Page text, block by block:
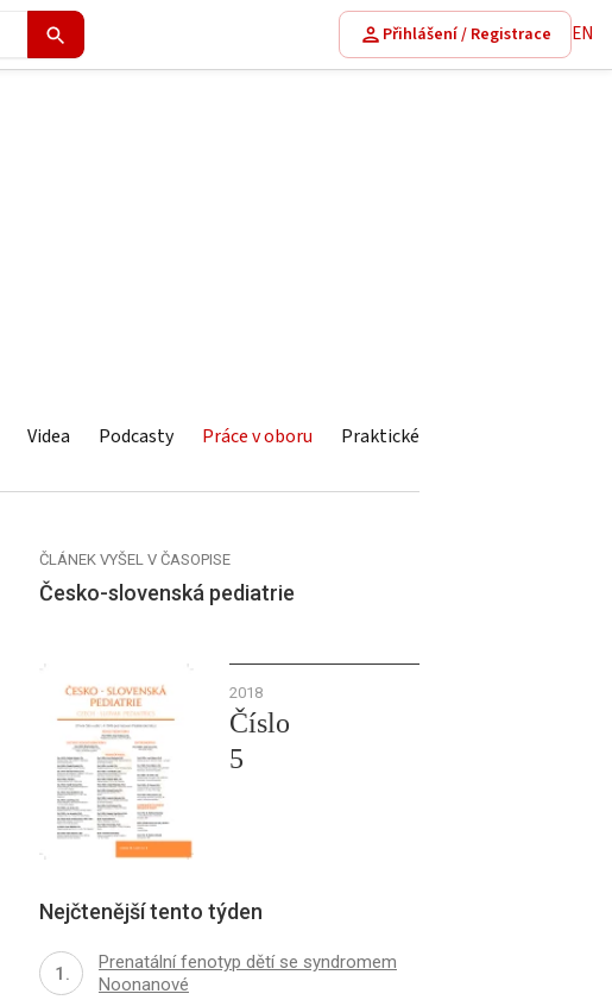
Přihlášení / Registrace EN
Videa Podcasty Práce v oboru Praktické
ČLÁNEK VYŠEL V ČASOPISE
Česko-slovenská pediatrie
2018
Číslo
5
Nejčtenější tento týden
Prenatální fenotyp dětí se syndromem
Noonanové